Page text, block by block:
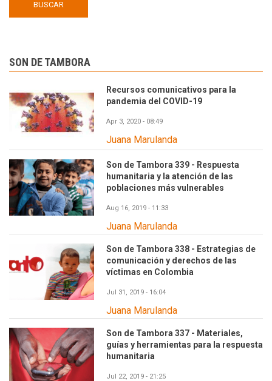
SON DE TAMBORA
Recursos comunicativos para la
pandemia del COVID-19
Apr 3, 2020 - 08:49
Juana Marulanda
Son de Tambora 339 - Respuesta
humanitaria y la atención de las
poblaciones más vulnerables
Aug 16, 2019 - 11:33
Juana Marulanda
Son de Tambora 338 - Estrategias de
comunicación y derechos de las
víctimas en Colombia
Jul 31, 2019 - 16:04
Juana Marulanda
Son de Tambora 337 - Materiales,
guías y herramientas para la respuesta
humanitaria
Jul 22, 2019 - 21:25